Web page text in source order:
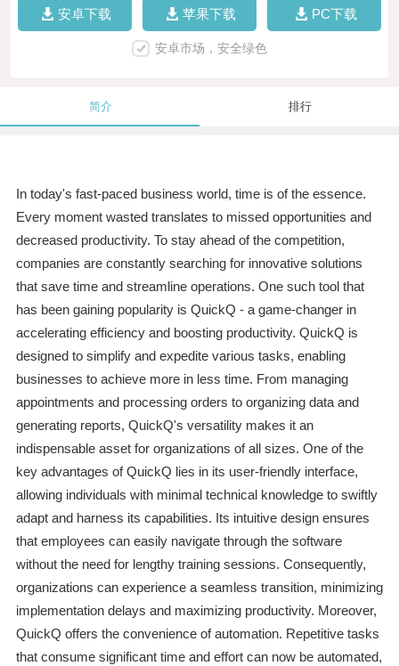
安卓下载 苹果下载 PC下载
安卓市场，安全绿色
简介 排行
In today's fast-paced business world, time is of the essence.
Every moment wasted translates to missed opportunities and
decreased productivity. To stay ahead of the competition,
companies are constantly searching for innovative solutions
that save time and streamline operations. One such tool that
has been gaining popularity is QuickQ - a game-changer in
accelerating efficiency and boosting productivity. QuickQ is
designed to simplify and expedite various tasks, enabling
businesses to achieve more in less time. From managing
appointments and processing orders to organizing data and
generating reports, QuickQ's versatility makes it an
indispensable asset for organizations of all sizes. One of the
key advantages of QuickQ lies in its user-friendly interface,
allowing individuals with minimal technical knowledge to swiftly
adapt and harness its capabilities. Its intuitive design ensures
that employees can easily navigate through the software
without the need for lengthy training sessions. Consequently,
organizations can experience a seamless transition, minimizing
implementation delays and maximizing productivity. Moreover,
QuickQ offers the convenience of automation. Repetitive tasks
that consume significant time and effort can now be automated,